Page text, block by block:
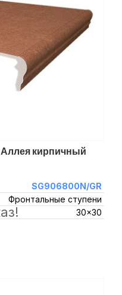
кирпичный
SG906800N/GR
Фронтальные ступени
30x30